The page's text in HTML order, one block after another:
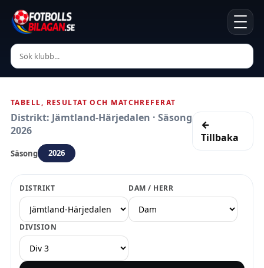
TABELL, RESULTAT OCH MATCHREFERAT
Distrikt: Jämtland-Härjedalen · Säsong
2026
Säsong 2026
←
Tillbaka
DISTRIKT DAM / HERR
DIVISION